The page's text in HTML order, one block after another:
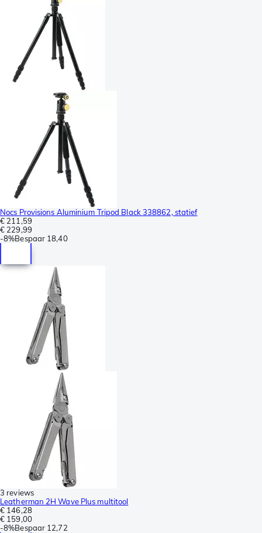
Nocs Provisions Aluminium Tripod Black 338862, statief
€ 211,59
€ 229,99
-8%Bespaar 18,40
3 reviews
Leatherman 2H Wave Plus multitool
€ 146,28
€ 159,00
-8%Bespaar 12,72